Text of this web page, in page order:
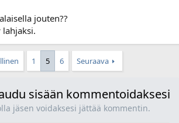
jouten??
lahjaksi.
1 5 6 Seuraava
sisään kommentoidaksesi
jäsen voidaksesi jättää kommentin.